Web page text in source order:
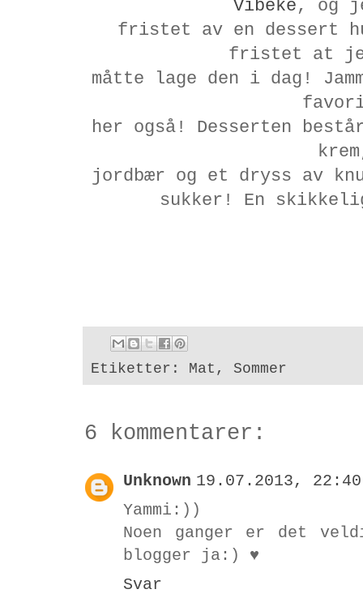
Vibeke, og
fristet av en dessert
fristet at
måtte lage den i dag!
her også! Desserten
jordbær og et dryss av
sukker! En
Etiketter: Mat , Sommer
6 kommentarer:
Unknown 19.07.2013, 22:40
Yammi:))
Noen ganger er det
blogger ja:) ♥
Svar